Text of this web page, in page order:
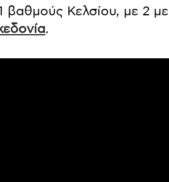
βαθμούς Κελσίου, με 2
.